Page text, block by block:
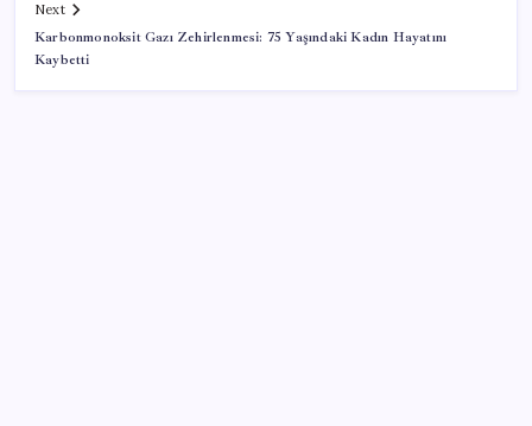
Next
Karbonmonoksit Gazı Zehirlenmesi: 75 Yaşındaki Kadın Hayatını
Kaybetti